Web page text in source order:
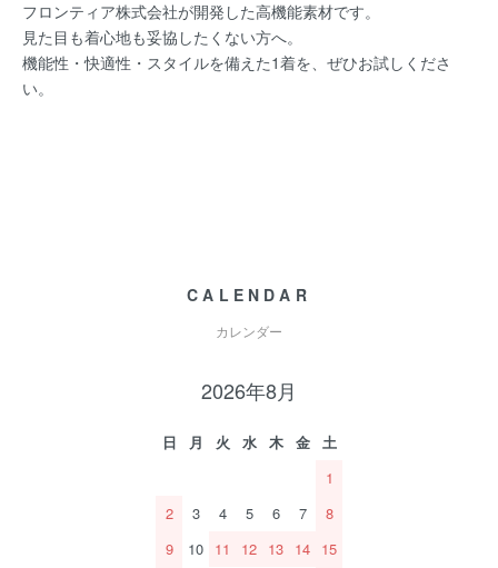
フロンティア株式会社が開発した高機能素材です。
見た目も着心地も妥協したくない方へ。
機能性・快適性・スタイルを備えた1着を、ぜひお試しくださ
い。
CALENDAR
カレンダー
2026年8月
日 月 火 水 木 金
土
1
2
3 4 5 6 7
8
9
10 11 12 13 14 15